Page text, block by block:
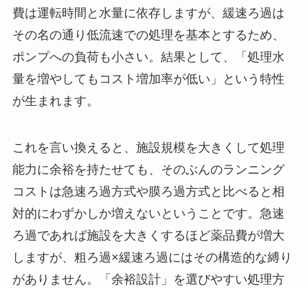
費は運転時間と水量に依存しますが、緩速ろ過は
その名の通り低流速での処理を基本とするため、
ポンプへの負荷も小さい。結果として、「処理水
量を増やしてもコスト増加率が低い」という特性
が生まれます。
これを言い換えると、施設規模を大きくして処理
能力に余裕を持たせても、そのぶんのランニング
コストは急速ろ過方式や膜ろ過方式と比べると相
対的にわずかしか増えないということです。急速
ろ過であれば施設を大きくするほど薬品費が増大
しますが、粗ろ過×緩速ろ過にはその構造的な縛り
がありません。「余裕設計」を選びやすい処理方